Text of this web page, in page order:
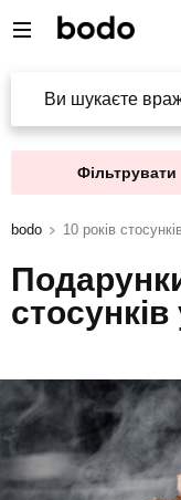
Ви шукаєте
Фільтрувати
bodo 10 років